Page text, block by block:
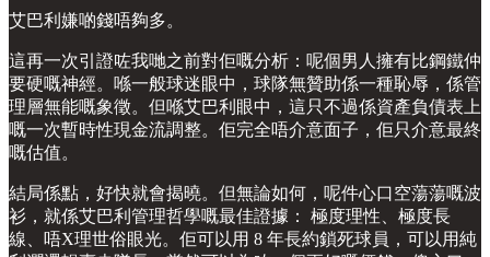
艾巴利嫌啲錢唔夠多。
這再一次引證咗我哋之前對佢嘅分析：呢個男人擁有比鋼鐵仲
要硬嘅神經。喺一般球迷眼中，球隊無贊助係一種恥辱，係管
理層無能嘅象徵。但喺艾巴利眼中，這只不過係資產負債表上
嘅一次暫時性現金流調整。佢完全唔介意面子，佢只介意最終
嘅估值。
結局係點，好快就會揭曉。但無論如何，呢件心口空蕩蕩嘅波
衫，就係艾巴利管理哲學嘅最佳證據： 極度理性、極度長
線、唔X理世俗眼光。佢可以用 8 年長約鎖死球員，可以用純